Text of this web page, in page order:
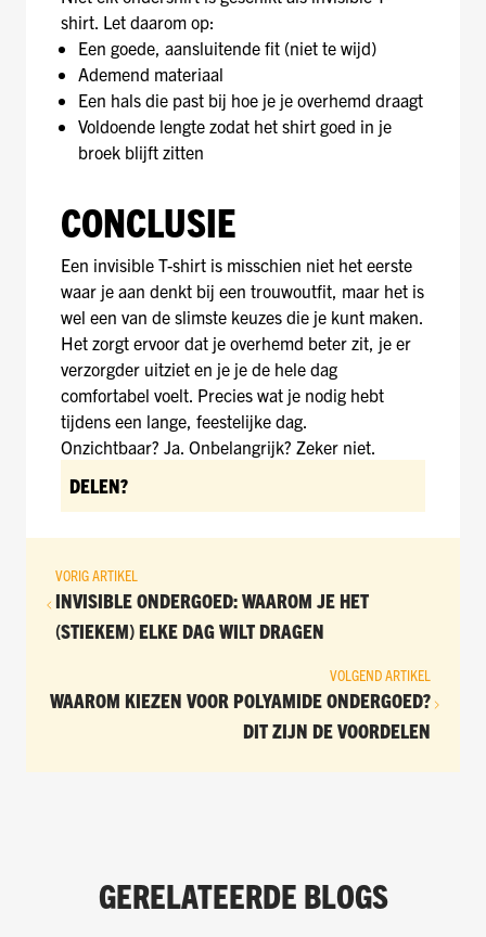
shirt. Let daarom op:
Een goede, aansluitende fit (niet te wijd)
Ademend materiaal
Een hals die past bij hoe je je overhemd draagt
Voldoende lengte zodat het shirt goed in je
broek blijft zitten
CONCLUSIE
Een invisible T-shirt is misschien niet het eerste
waar je aan denkt bij een trouwoutfit, maar het is
wel een van de slimste keuzes die je kunt maken.
Het zorgt ervoor dat je overhemd beter zit, je er
verzorgder uitziet en je je de hele dag
comfortabel voelt. Precies wat je nodig hebt
tijdens een lange, feestelijke dag.
Onzichtbaar? Ja. Onbelangrijk? Zeker niet.
DELEN?
VORIG ARTIKEL
INVISIBLE ONDERGOED: WAAROM JE HET
(STIEKEM) ELKE DAG WILT DRAGEN
VOLGEND ARTIKEL
WAAROM KIEZEN VOOR POLYAMIDE ONDERGOED?
DIT ZIJN DE VOORDELEN
GERELATEERDE BLOGS